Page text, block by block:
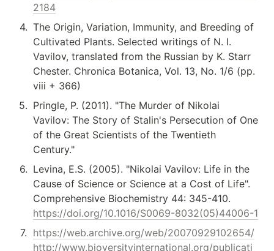
2184
4. The Origin, Variation, Immunity, and Breeding of
Cultivated Plants. Selected writings of N. I.
Vavilov, translated from the Russian by K. Starr
Chester. Chronica Botanica, Vol. 13, No. 1/6 (pp.
viii + 366)
5. Pringle, P. (2011). "The Murder of Nikolai
Vavilov: The Story of Stalin's Persecution of One
of the Great Scientists of the Twentieth
Century."
6. Levina, E.S. (2005). "Nikolai Vavilov: Life in the
Cause of Science or Science at a Cost of Life".
https://doi.org/10.1016/S0069-8032(05)44006-1
7. https://web.archive.org/web/20070929102654/
http://www.bioversityinternational.org/publicati